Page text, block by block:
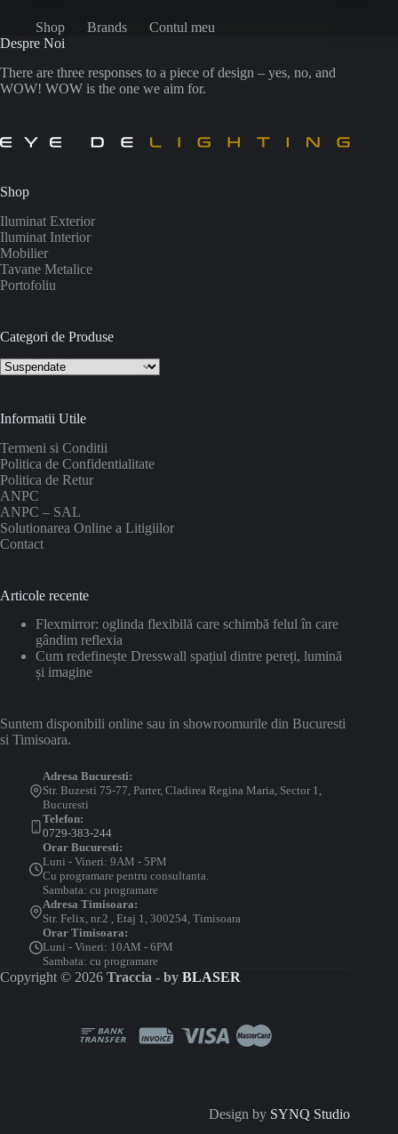
Shop Brands
Contul meu
Despre Noi
There are three responses to a piece of design – yes, no, and
WOW! WOW is the one we aim for.
Shop
Iluminat Exterior
Iluminat Interior
Mobilier
Tavane Metalice
Portofoliu
Categori de Produse
Informatii Utile
Termeni si Conditii
Politica de Confidentialitate
Politica de Retur
ANPC
ANPC – SAL
Solutionarea Online a Litigiilor
Contact
Articole recente
Flexmirror: oglinda flexibilă care schimbă felul în care
gândim reflexia
Cum redefinește Dresswall spațiul dintre pereți, lumină
și imagine
Suntem disponibili online sau in showroomurile din Bucuresti
si Timisoara.
Adresa Bucuresti:
Str. Buzesti 75-77, Parter, Cladirea Regina Maria, Sector 1,
Bucuresti
Telefon:
0729-383-244
Orar Bucuresti:
Luni - Vineri: 9AM - 5PM
Cu programare pentru consultanta.
Sambata: cu programare
Adresa Timisoara:
Str. Felix, nr.2 , Etaj 1, 300254, Timisoara
Orar Timisoara:
Luni - Vineri: 10AM - 6PM
Sambata: cu programare
Copyright © 2026 Traccia - by BLASER
Design by SYNQ Studio